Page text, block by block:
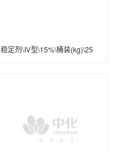
稳定剂\Ⅳ型\15%\桶装(kg)\25